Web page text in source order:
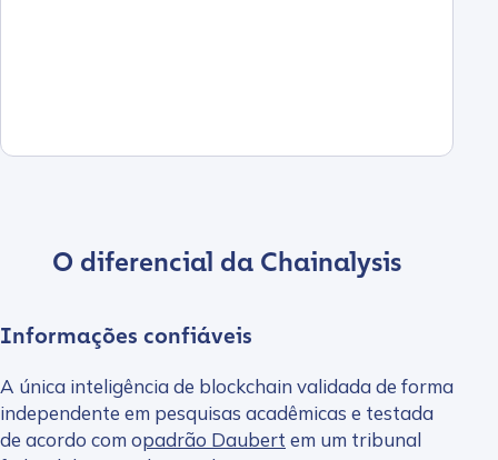
O diferencial da Chainalysis
Informações confiáveis
A única inteligência de blockchain validada de forma
independente em pesquisas acadêmicas e testada
de acordo com opadrão Daubert em um tribunal